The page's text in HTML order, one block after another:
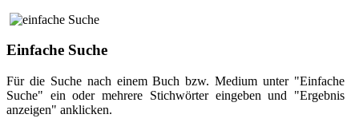
Einfache Suche
Für die Suche nach einem Buch bzw. Medium unter "Einfache
Suche" ein oder mehrere Stichwörter eingeben und "Ergebnis
anzeigen" anklicken.